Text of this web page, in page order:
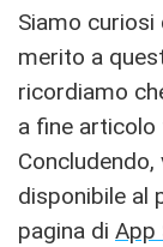
Siamo curiosi
merito a
ricordiamo
a fine
disponibile al
pagina di App